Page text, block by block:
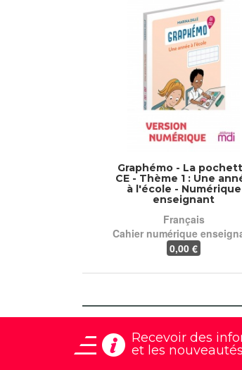
Graphémo - La
CE - Thème 1 : Une
à l'école - Numérique
enseignant
Français
Cahier numérique
0,00 €
Recevoir des
et les